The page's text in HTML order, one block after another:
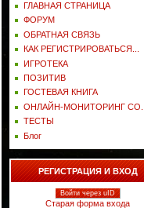
ГЛАВНАЯ СТРАНИЦА
ФОРУМ
ОБРАТНАЯ СВЯЗЬ
КАК РЕГИСТРИРОВАТЬСЯ...
ИГРОТЕКА
ПОЗИТИВ
ГОСТЕВАЯ КНИГА
ОНЛАЙН-МОНИТОРИНГ СО...
ТЕСТЫ
Блог
РЕГИСТРАЦИЯ И ВХОД
Войти через uID
Старая форма входа